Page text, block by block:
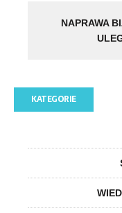
NAPRAWA
KATEGORIE